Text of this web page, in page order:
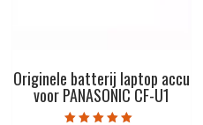
Originele batterij laptop accu
voor PANASONIC CF-U1